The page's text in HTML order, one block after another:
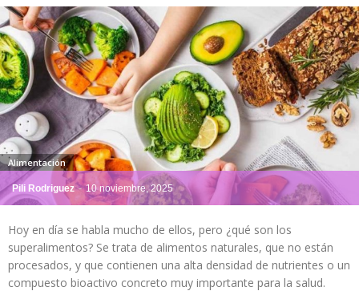
Pili Rodriguez - 10 noviembre, 2025
Alimentación
Hoy en día se habla mucho de ellos, pero ¿qué son los
superalimentos? Se trata de alimentos naturales, que no están
procesados, y que contienen una alta densidad de nutrientes o un
compuesto bioactivo concreto muy importante para la salud.